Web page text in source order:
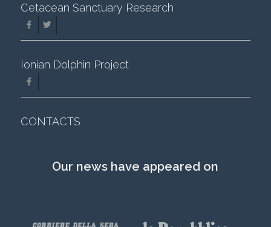
Cetacean Sanctuary Research
Ionian Dolphin Project
CONTACTS
Our news have appeared on